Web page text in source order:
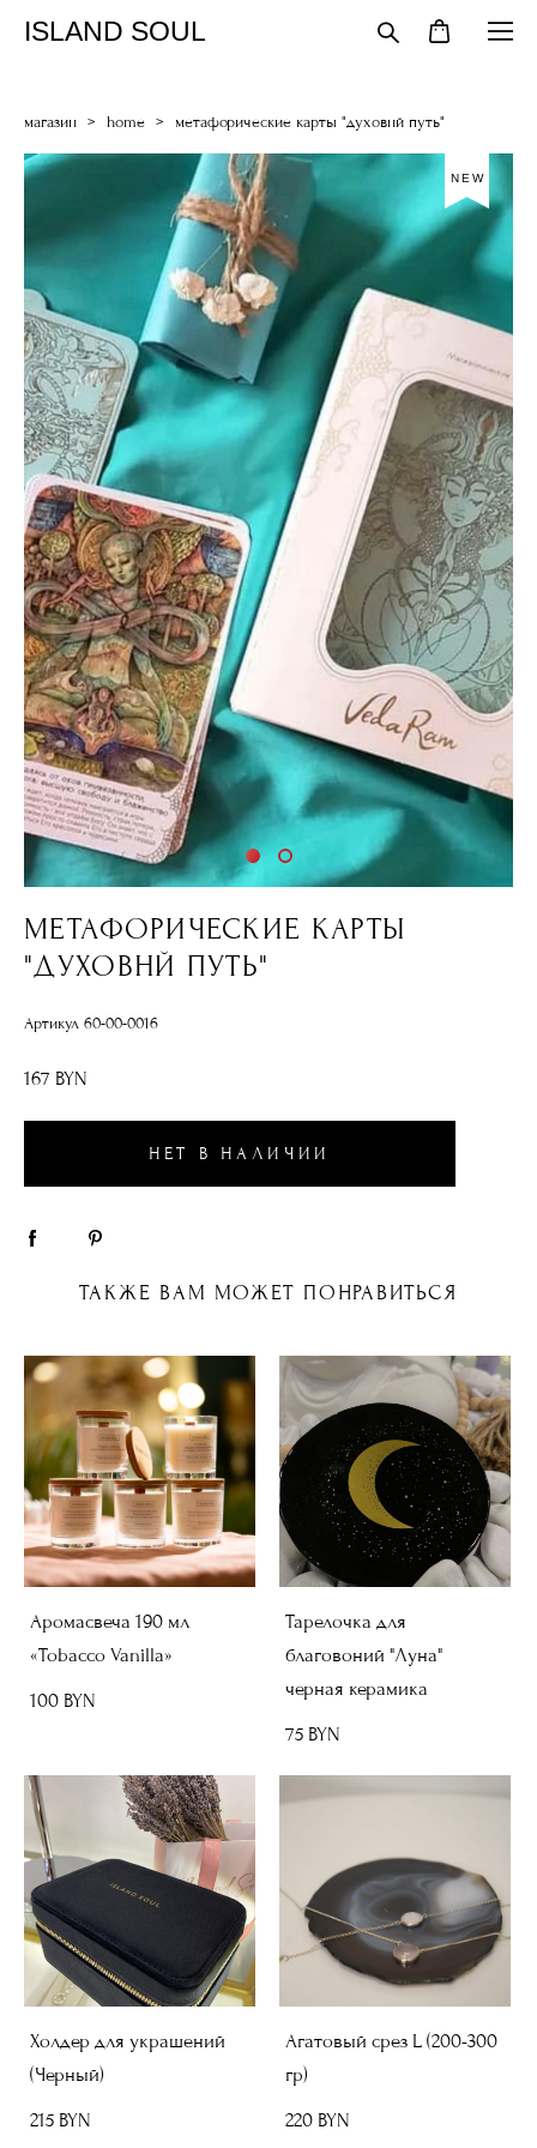
ISLAND SOUL
магазин > home > метафорические карты "духовнй путь"
NEW
МЕТАФОРИЧЕСКИЕ КАРТЫ
"ДУХОВНЙ ПУТЬ"
Артикул 60-00-0016
167 BYN
НЕТ В НАЛИЧИИ
ТАКЖЕ ВАМ МОЖЕТ ПОНРАВИТЬСЯ
Аромасвеча 190 мл
«Tobacco Vanilla»
100 BYN
Тарелочка для
благовоний "Луна"
черная керамика
75 BYN
Холдер для украшений
(Черный)
215 BYN
Агатовый срез L (200-300
гр)
220 BYN